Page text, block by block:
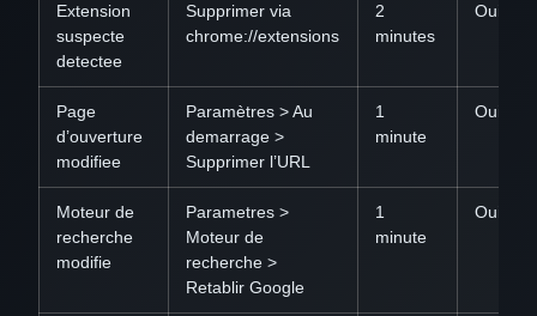
Extension
suspecte
detectee
Supprimer via
chrome://extensions
2
minutes
Oui
Page
d’ouverture
modifiee
Paramètres > Au
demarrage >
Supprimer l’URL
1
minute
Oui
Moteur de
recherche
modifie
Parametres >
Moteur de
recherche >
Retablir Google
1
minute
Oui